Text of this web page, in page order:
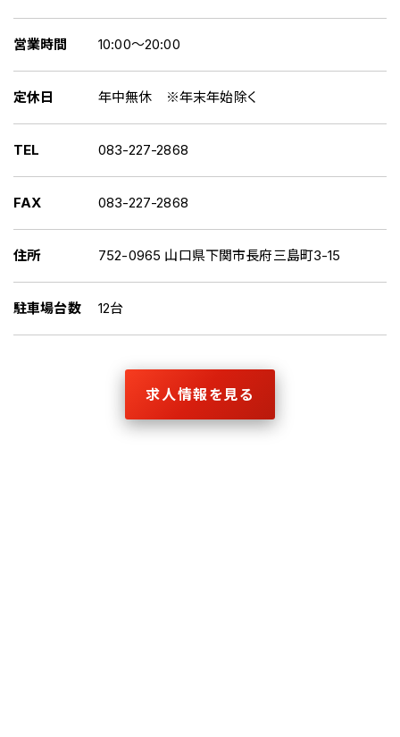
営業時間 10:00～20:00
定休日 年中無休 ※年末年始除く
TEL 083-227-2868
FAX 083-227-2868
住所 752-0965 山口県下関市長府三島町3-15
駐車場台数 12台
求人情報を見る